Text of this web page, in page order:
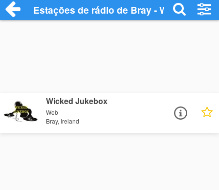
Estações de rádio de Bray - Wicklow -
Wicked Jukebox
Web
Bray, Ireland